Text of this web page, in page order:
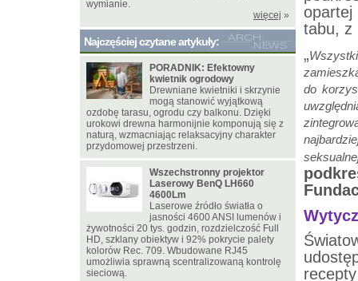
opartej
tabu, z
„
do
wymianie.
więcej »
Najczęściej czytane artykuły:
PORADNIK: Efektowny
kwietnik ogrodowy
Drewniane kwietniki i skrzynie
mogą stanowić wyjątkową
ozdobę tarasu, ogrodu czy balkonu. Dzięki
urokowi drewna harmonijnie komponują się z
naturą, wzmacniając relaksacyjny charakter
przydomowej przestrzeni.
Wszechstronny projektor
Laserowy BenQ LH660
4600Lm
Laserowe źródło światła o
jasności 4600 ANSI lumenów i
żywotności 20 tys. godzin, rozdzielczość Full
HD, szklany obiektyw i 92% pokrycie palety
kolorów Rec. 709. Wbudowane RJ45
umożliwia sprawną scentralizowaną kontrolę
sieciową.